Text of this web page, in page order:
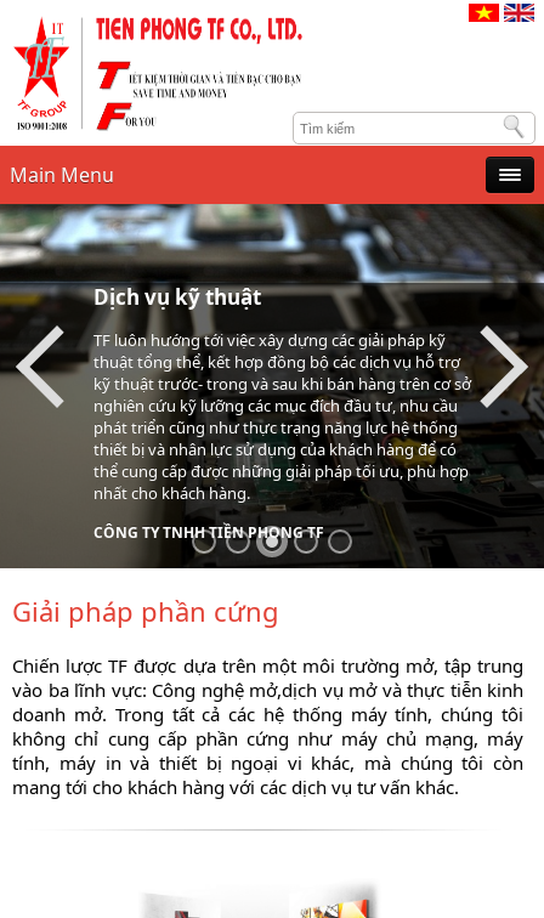
Main Menu
Dịch vụ kỹ thuật
TF luôn hướng tới việc xây dựng các giải pháp kỹ
thuật tổng thể, kết hợp đồng bộ các dịch vụ hỗ trợ
kỹ thuật trước- trong và sau khi bán hàng trên cơ sở
nghiên cứu kỹ lưỡng các mục đích đầu tư, nhu cầu
phát triển cũng như thực trạng năng lực hệ thống
thiết bị và nhân lực sử dụng của khách hàng để có
thể cung cấp được những giải pháp tối ưu, phù hợp
nhất cho khách hàng.
CÔNG TY TNHH TIỀN PHONG TF
Giải pháp phần cứng
Chiến lược TF được dựa trên một môi trường mở, tập trung
vào ba lĩnh vực: Công nghệ mở,dịch vụ mở và thực tiễn kinh
doanh mở. Trong tất cả các hệ thống máy tính, chúng tôi
không chỉ cung cấp phần cứng như máy chủ mạng, máy
tính, máy in và thiết bị ngoại vi khác, mà chúng tôi còn
mang tới cho khách hàng với các dịch vụ tư vấn khác.